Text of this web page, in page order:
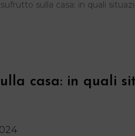
sulla casa: in quali
casa: in quali